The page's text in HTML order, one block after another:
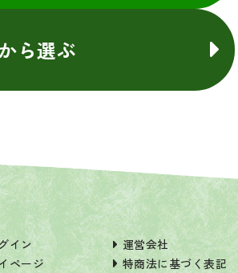
ら選ぶ
イン
運営会社
ページ
特商法に基づく表記